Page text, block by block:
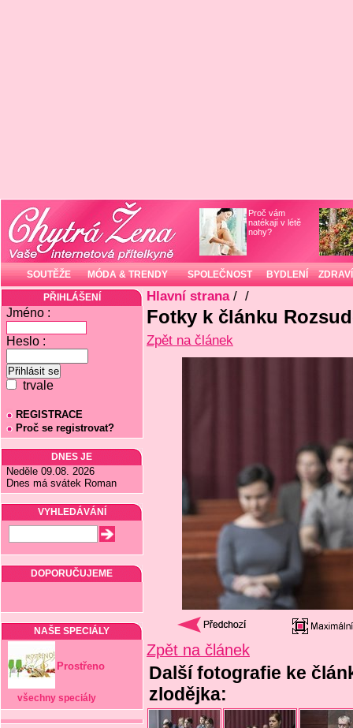
Proč vám
natékají v létě
nohy?
SOUTĚŽE MÓDA & TRENDY SPOLEČNOST BYDLENÍ ZDRAVÍ
PŘIHLÁŠENÍ
Jméno :
Heslo :
trvale
REGISTRACE
Proč se registrovat?
DNES JE
Neděle 09.08. 2026
Dnes má svátek Roman
VYHLEDÁVÁNÍ
DOPORUČUJEME
NAŠE SPECIÁLY
Prostřeno
všechny speciály
Hlavní strana/ /
Fotky k článku
Zpět na článek
Zpět na článek
Další fotografie ke
zlodějka: